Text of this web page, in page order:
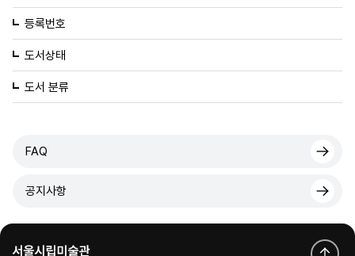
등록번호
도서상태
도서 분류
FAQ
공지사항